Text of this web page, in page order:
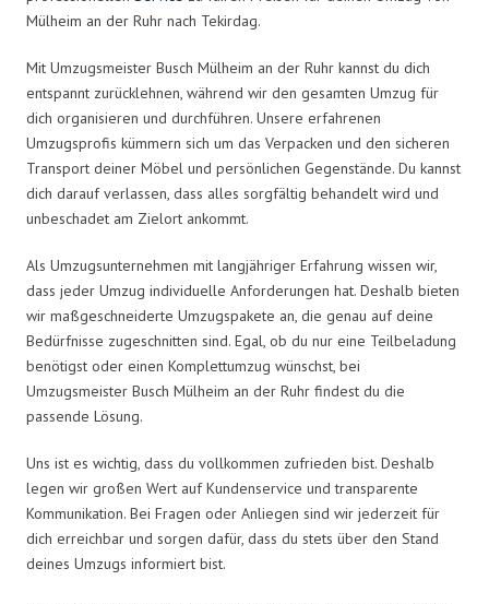
Mülheim an der Ruhr nach Tekirdag.
Mit Umzugsmeister Busch Mülheim an der Ruhr kannst du dich
entspannt zurücklehnen, während wir den gesamten Umzug für
dich organisieren und durchführen. Unsere erfahrenen
Umzugsprofis kümmern sich um das Verpacken und den sicheren
Transport deiner Möbel und persönlichen Gegenstände. Du kannst
dich darauf verlassen, dass alles sorgfältig behandelt wird und
unbeschadet am Zielort ankommt.
Als Umzugsunternehmen mit langjähriger Erfahrung wissen wir,
dass jeder Umzug individuelle Anforderungen hat. Deshalb bieten
wir maßgeschneiderte Umzugspakete an, die genau auf deine
Bedürfnisse zugeschnitten sind. Egal, ob du nur eine Teilbeladung
benötigst oder einen Komplettumzug wünschst, bei
Umzugsmeister Busch Mülheim an der Ruhr findest du die
passende Lösung.
Uns ist es wichtig, dass du vollkommen zufrieden bist. Deshalb
legen wir großen Wert auf Kundenservice und transparente
Kommunikation. Bei Fragen oder Anliegen sind wir jederzeit für
dich erreichbar und sorgen dafür, dass du stets über den Stand
deines Umzugs informiert bist.